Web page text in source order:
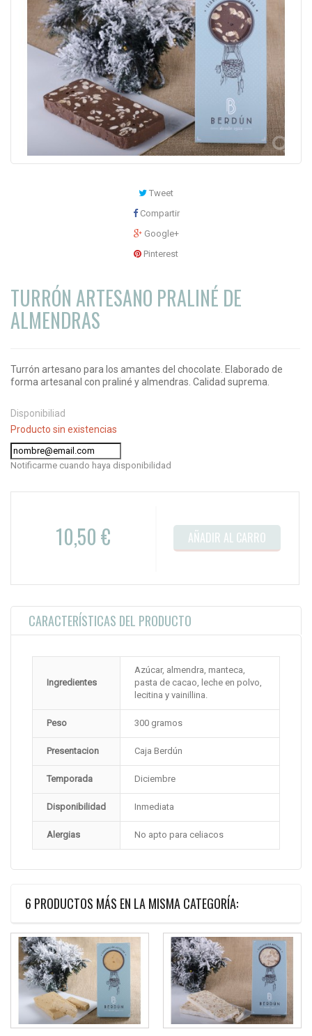
Tweet
Compartir
Google+
Pinterest
TURRÓN ARTESANO PRALINÉ DE
ALMENDRAS
Turrón artesano para los amantes del chocolate. Elaborado de
forma artesanal con praliné y almendras. Calidad suprema.
Disponibiliad
Producto sin existencias
Notificarme cuando haya disponibilidad
10,50 € AÑADIR AL CARRO
CARACTERÍSTICAS DEL PRODUCTO
Ingredientes
Azúcar, almendra, manteca,
pasta de cacao, leche en polvo,
lecitina y vainillina.
Peso 300 gramos
Presentacion Caja Berdún
Temporada Diciembre
Disponibilidad Inmediata
Alergias No apto para celiacos
6 PRODUCTOS MÁS EN LA MISMA CATEGORÍA: